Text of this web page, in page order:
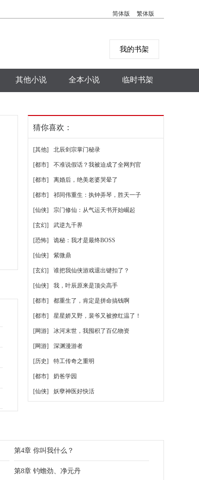
简体版 繁体版
我的书架
其他小说 全本小说 临时书架
猜你喜欢：
[其他] 北辰剑宗掌门秘录
[都市] 不准说假话？我被迫成了全网判官
[都市] 离婚后，绝美老婆哭晕了
[都市] 祁同伟重生：执钟弄琴，胜天一子
[仙侠] 宗门修仙：从气运天书开始崛起
[玄幻] 武逆九千界
[恐怖] 诡秘：我才是最终BOSS
[仙侠] 紫微鼎
[玄幻] 谁把我仙侠游戏退出键扣了？
[仙侠] 我，叶辰原来是顶尖高手
[都市] 都重生了，肯定是拼命搞钱啊
[都市] 星星娇又野，裴爷又被撩红温了！
[网游] 冰河末世，我囤积了百亿物资
[网游] 深渊漫游者
[历史] 特工传奇之重明
[都市] 奶爸学园
[仙侠] 妖孽神医好快活
第4章 你叫我什么？
第8章 钓蟾劲、净元丹